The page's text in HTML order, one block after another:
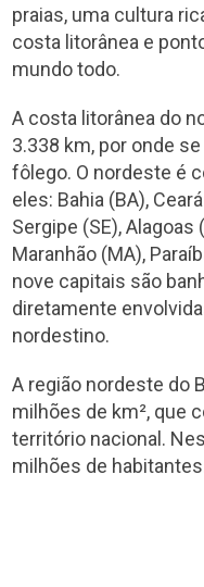
praias, uma cultura
costa litorânea e
mundo todo.
A costa litorânea do
3.338 km, por onde
fôlego. O nordeste é
eles: Bahia (BA),
Sergipe (SE), Alagoas
Maranhão (MA),
nove capitais são
diretamente
nordestino.
A região nordeste do
milhões de km², que
território nacional.
milhões de